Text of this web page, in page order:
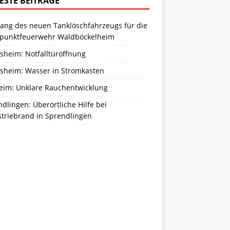
des neuen Tanklöschfahrzeugs für die
Waldböckelheim
Notfalltüröffnung
Wasser in Stromkasten
Unklare Rauchentwicklung
Überörtliche Hilfe bei
in Sprendlingen